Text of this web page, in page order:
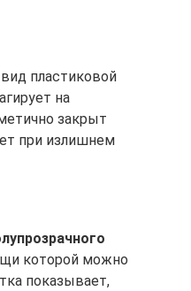
пластиковой
на
закрыт
при излишнем
которой можно
показывает,